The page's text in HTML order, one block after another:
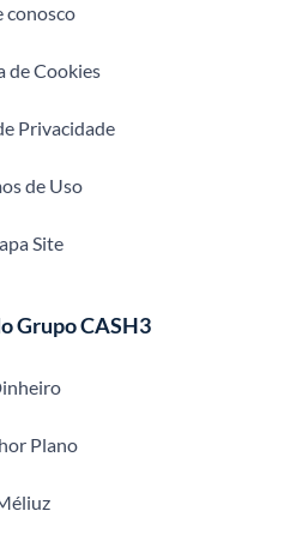
conosco
de Cookies
Privacidade
de Uso
Site
Grupo CASH3
Plano